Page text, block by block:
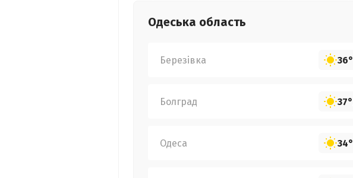
Одеська область
Березівка 36°
Болград 37°
Одеса 34°